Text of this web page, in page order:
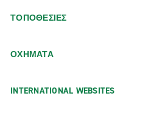
ΤΟΠΟΘΕΣΙΕΣ
ΟΧΉΜΑΤΑ
INTERNATIONAL WEBSITES